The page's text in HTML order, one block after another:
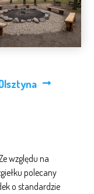
względu na
polecany
o standardzie